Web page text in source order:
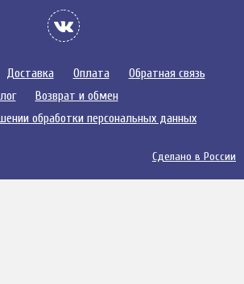
Доставка Оплата
Обратная связь
Возврат и обмен
обработки персональных данных
Сделано в России